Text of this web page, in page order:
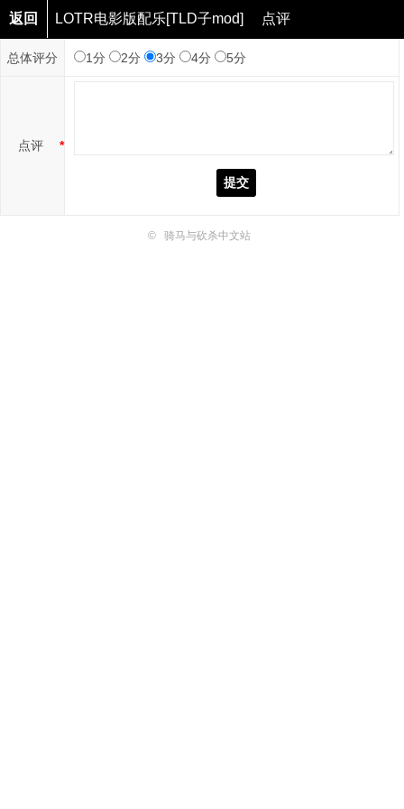
返回 LOTR电影版配乐[TLD子mod] 点评
总体评分 1分 2分 3分 4分 5分
*
点评
提交
© 骑马与砍杀中文站